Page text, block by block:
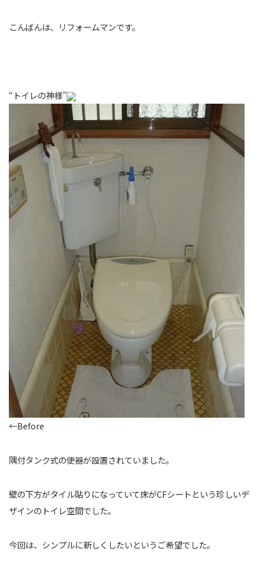
こんばんは、リフォームマンです。
“トイレの神様”
←Before
隅付タンク式の便器が設置されていました。
壁の下方がタイル貼りになっていて床がCFシートという珍しいデ
ザインのトイレ空間でした。
今回は、シンプルに新しくしたいというご希望でした。